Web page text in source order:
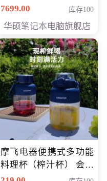
空蓝 oled 智慧轻薄本 会
7699.00 库存100
华硕笔记本电脑旗舰店
摩飞电器便携式多功能
料理杯（榨汁杯） 会员
专享价118元